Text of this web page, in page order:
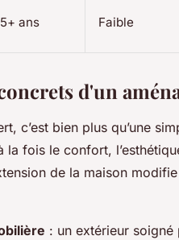
ans Faible
d'un
c’est bien plus qu’une
la fois le confort,
de la maison
: un extérieur